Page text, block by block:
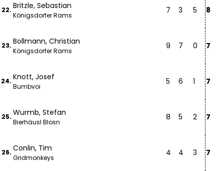
22. Britzle, Sebastian
Königsdorfer Rams
7 3 5 8
23. Bollmann, Christian
Königsdorfer Rams
9 7 0 7
24. Knott, Josef
Bumbvoi
5 6 1 7
25. Wurmb, Stefan
Bierhäusl Blosn
8 5 2 7
26. Conlin, Tim
Gridmonkeys
4 4 3 7